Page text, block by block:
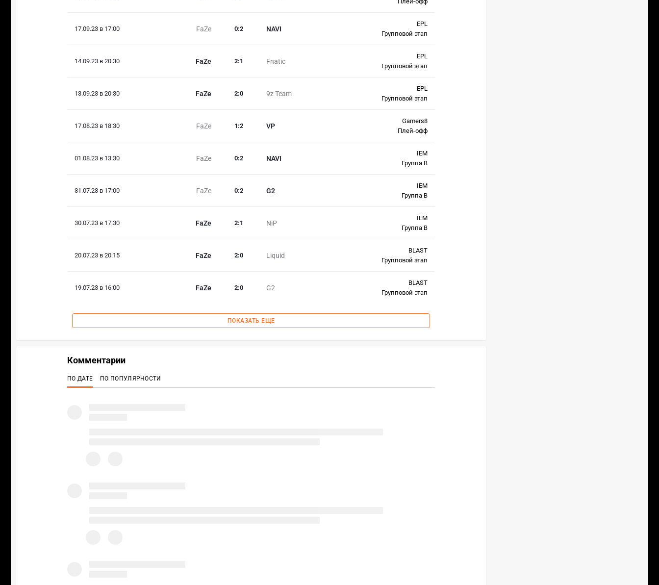
17.09.23 в 17:00 FaZe NAVI
0:2
EPL
Групповой этап
14.09.23 в 20:30 FaZe Fnatic
2:1
EPL
Групповой этап
13.09.23 в 20:30 FaZe 9z Team
2:0
EPL
Групповой этап
17.08.23 в 18:30 FaZe VP
1 :2
Gamers8
Плей-офф
01.08.23 в 13:30 FaZe NAVI
0:2
IEM
Группа B
31.07.23 в 17:00 FaZe G2
0:2
IEM
Группа B
30.07.23 в 17:30 FaZe NiP
2:1
IEM
Группа B
20.07.23 в 20:15 FaZe Liquid
2:0
BLAST
Групповой этап
19.07.23 в 16:00 FaZe G2
2:0
BLAST
Групповой этап
ПОКАЗАТЬ ЕЩЕ
Комментарии
ПО ДАТЕ ПО ПОПУЛЯРНОСТИ